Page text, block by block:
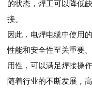
的状态，焊工可以降低
接。
因此，电焊电缆中使用
性能和安全性至关重要
用性，可以满足焊接操
随着行业的不断发展，